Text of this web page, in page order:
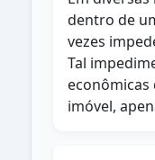
dentro de
vezes
Tal
imóvel,